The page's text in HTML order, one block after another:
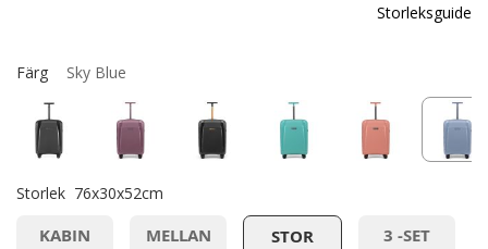
Storleksguide
Färg Sky Blue
Storlek 76x30x52cm
KABIN MELLAN STOR 3 -SET